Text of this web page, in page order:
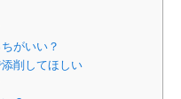
がいい？
削してほしい